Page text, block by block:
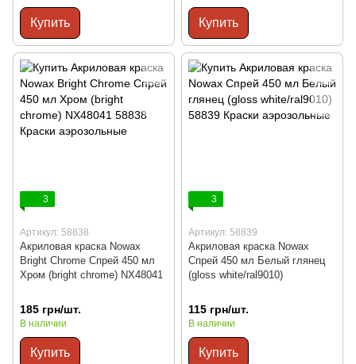
Купить Купить
3
Артикул: 58838
Акриловая краска Nowax
Bright Chrome Спрей 450 мл
Хром (bright chrome) NX48041
185 грн/шт.
В наличии
Купить
3
Артикул: 58839
Акриловая краска Nowax
Спрей 450 мл Белый глянец
(gloss white/ral9010)
115 грн/шт.
В наличии
Купить